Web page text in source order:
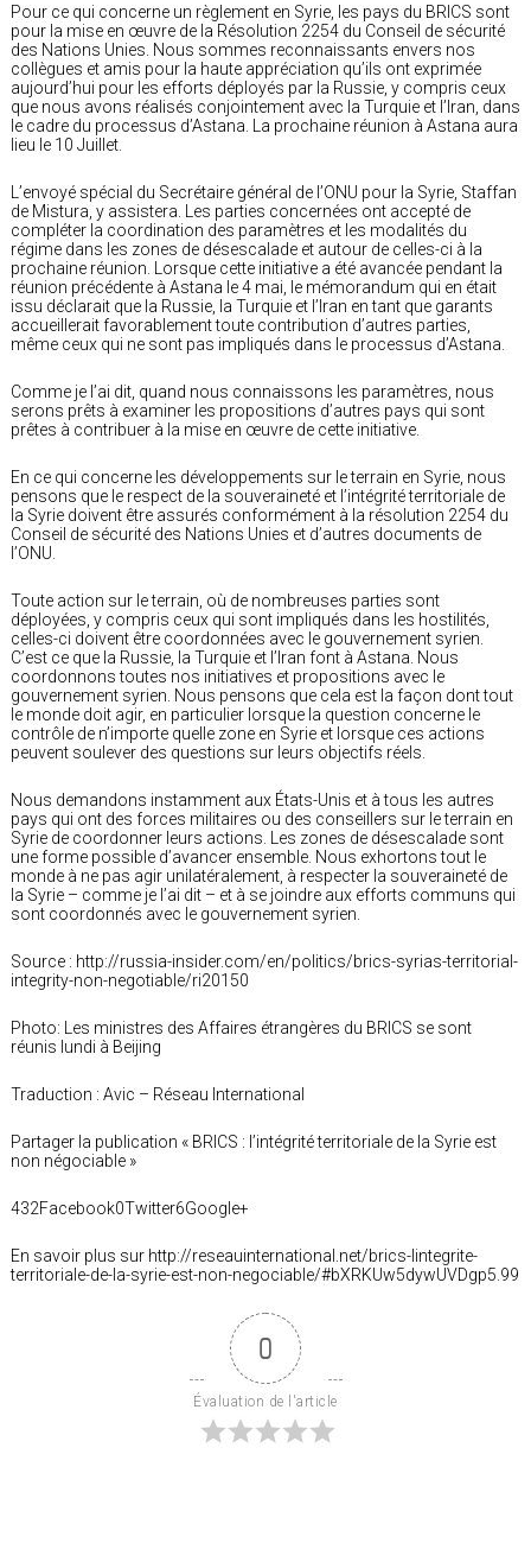
Pour ce qui concerne un règlement en Syrie, les pays du BRICS sont
pour la mise en œuvre de la Résolution 2254 du Conseil de sécurité
des Nations Unies. Nous sommes reconnaissants envers nos
collègues et amis pour la haute appréciation qu’ils ont exprimée
aujourd’hui pour les efforts déployés par la Russie, y compris ceux
que nous avons réalisés conjointement avec la Turquie et l’Iran, dans
le cadre du processus d’Astana. La prochaine réunion à Astana aura
lieu le 10 Juillet.
L’envoyé spécial du Secrétaire général de l’ONU pour la Syrie, Staffan
de Mistura, y assistera. Les parties concernées ont accepté de
compléter la coordination des paramètres et les modalités du
régime dans les zones de désescalade et autour de celles-ci à la
prochaine réunion. Lorsque cette initiative a été avancée pendant la
réunion précédente à Astana le 4 mai, le mémorandum qui en était
issu déclarait que la Russie, la Turquie et l’Iran en tant que garants
accueillerait favorablement toute contribution d’autres parties,
même ceux qui ne sont pas impliqués dans le processus d’Astana.
Comme je l’ai dit, quand nous connaissons les paramètres, nous
serons prêts à examiner les propositions d’autres pays qui sont
prêtes à contribuer à la mise en œuvre de cette initiative.
En ce qui concerne les développements sur le terrain en Syrie, nous
pensons que le respect de la souveraineté et l’intégrité territoriale de
la Syrie doivent être assurés conformément à la résolution 2254 du
Conseil de sécurité des Nations Unies et d’autres documents de
l’ONU.
Toute action sur le terrain, où de nombreuses parties sont
déployées, y compris ceux qui sont impliqués dans les hostilités,
celles-ci doivent être coordonnées avec le gouvernement syrien.
C’est ce que la Russie, la Turquie et l’Iran font à Astana. Nous
coordonnons toutes nos initiatives et propositions avec le
gouvernement syrien. Nous pensons que cela est la façon dont tout
le monde doit agir, en particulier lorsque la question concerne le
contrôle de n’importe quelle zone en Syrie et lorsque ces actions
peuvent soulever des questions sur leurs objectifs réels.
Nous demandons instamment aux États-Unis et à tous les autres
pays qui ont des forces militaires ou des conseillers sur le terrain en
Syrie de coordonner leurs actions. Les zones de désescalade sont
une forme possible d’avancer ensemble. Nous exhortons tout le
monde à ne pas agir unilatéralement, à respecter la souveraineté de
la Syrie – comme je l’ai dit – et à se joindre aux efforts communs qui
sont coordonnés avec le gouvernement syrien.
Source : http://russia-insider.com/en/politics/brics-syrias-territorial-
integrity-non-negotiable/ri20150
Photo: Les ministres des Affaires étrangères du BRICS se sont
réunis lundi à Beijing
Traduction : Avic – Réseau International
Partager la publication « BRICS : l’intégrité territoriale de la Syrie est
non négociable »
432Facebook0Twitter6Google+
En savoir plus sur http://reseauinternational.net/brics-lintegrite-
territoriale-de-la-syrie-est-non-negociable/#bXRKUw5dywUVDgp5.99
0
Évaluation de l'article